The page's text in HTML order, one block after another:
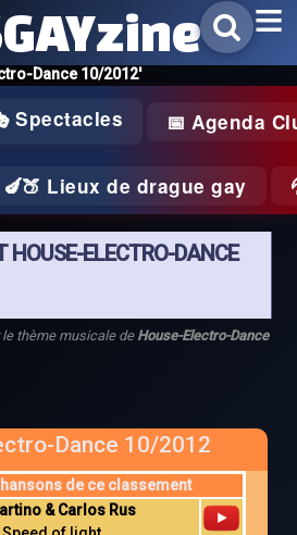
Dance 10/2012'
Spectacles 📅 Agenda
🍆🍑 Lieux de drague gay
HOUSE-ELECTRO-DANCE
thème musicale de House-Electro-Dance
Dance 10/2012
de ce classement
& Carlos Rus